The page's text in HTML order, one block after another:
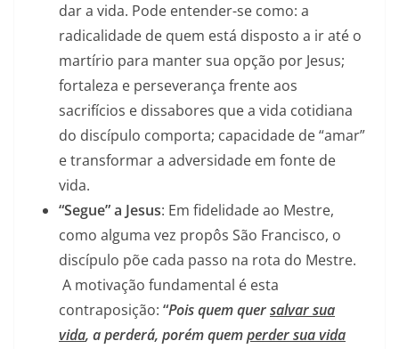
dar a vida. Pode entender-se como: a
radicalidade de quem está disposto a ir até o
martírio para manter sua opção por Jesus;
fortaleza e perseverança frente aos
sacrifícios e dissabores que a vida cotidiana
do discípulo comporta; capacidade de “amar”
e transformar a adversidade em fonte de
vida.
“Segue” a Jesus: Em fidelidade ao Mestre,
como alguma vez propôs São Francisco, o
discípulo põe cada passo na rota do Mestre.
A motivação fundamental é esta
contraposição: “Pois quem quersalvar sua
vida, a perderá, porém quemperder sua vida